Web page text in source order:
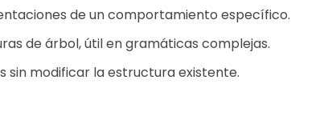
de un comportamiento específico.
de árbol, útil en gramáticas complejas.
sin modificar la estructura existente.